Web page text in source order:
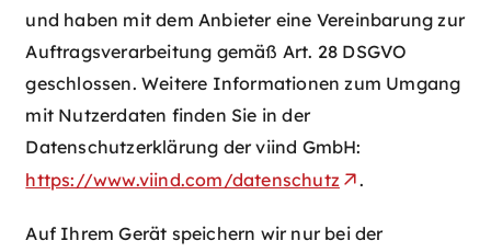
und haben mit dem Anbieter eine Vereinbarung zur
Auftragsverarbeitung gemäß Art. 28 DSGVO
geschlossen. Weitere Informationen zum Umgang
mit Nutzerdaten finden Sie in der
Datenschutzerklärung der viind GmbH:
https://www.viind.com/datenschutz
.
Auf Ihrem Gerät speichern wir nur bei der